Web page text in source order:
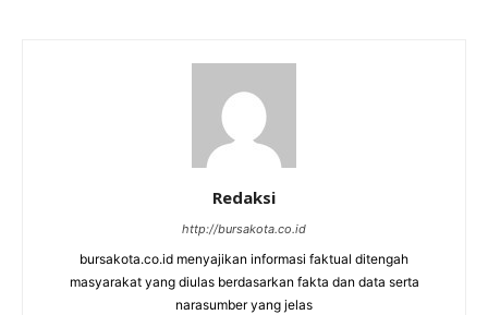
Redaksi
http://bursakota.co.id
bursakota.co.id menyajikan informasi faktual ditengah
masyarakat yang diulas berdasarkan fakta dan data serta
narasumber yang jelas